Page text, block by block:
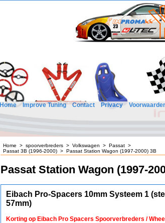
Home Improve Tuning Contact Privacy
Home > spoorverbreders > Volkswagen > Passat >
Passat 3B (1996-2000) > Passat Station Wagon (1997-2000) 3B
Passat Station Wagon (1997-
Eibach Pro-Spacers 10mm Systeem 1
57mm)
Korting op Eibach Pro Spacers Spoorverbreders /